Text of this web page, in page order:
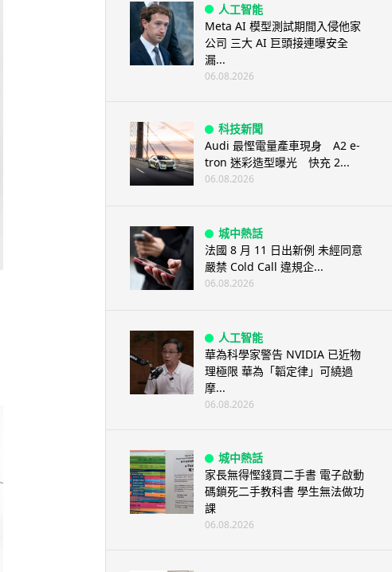
人工智能
Meta AI 模型測試期間入侵他家
公司 三大 AI 巨頭接連曝安全
漏...
06.08.2026
科技新聞
Audi 最慳電量產車現身 A2 e-
tron 迷彩造型曝光 快充 2...
06.08.2026
城中熱話
法國 8 月 11 日出新例 未經同意
嚴禁 Cold Call 違規企...
06.08.2026
人工智能
華為科學家警告 NVIDIA 已近物
理極限 華為「韜定律」可繞過
摩...
06.08.2026
城中熱話
家長無得慳錢買二手書 電子啟動
碼鎖死二手教科書 學生無法做功
課
06.08.2026